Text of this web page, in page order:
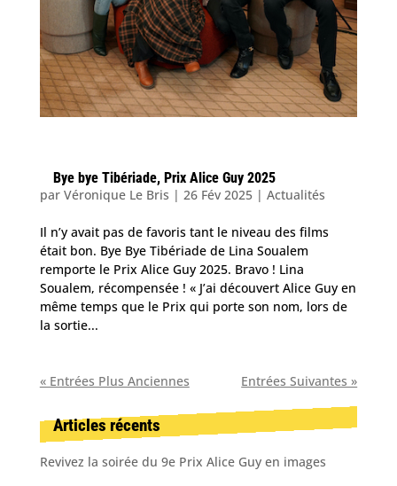
Bye bye Tibériade, Prix Alice Guy 2025
par Véronique Le Bris | 26 Fév 2025| Actualités
Il n’y avait pas de favoris tant le niveau des films
était bon. Bye Bye Tibériade de Lina Soualem
remporte le Prix Alice Guy 2025. Bravo ! Lina
Soualem, récompensée ! « J’ai découvert Alice Guy en
même temps que le Prix qui porte son nom, lors de
la sortie...
« Entrées Plus Anciennes Entrées Suivantes »
Articles récents
Revivez la soirée du 9e Prix Alice Guy en images